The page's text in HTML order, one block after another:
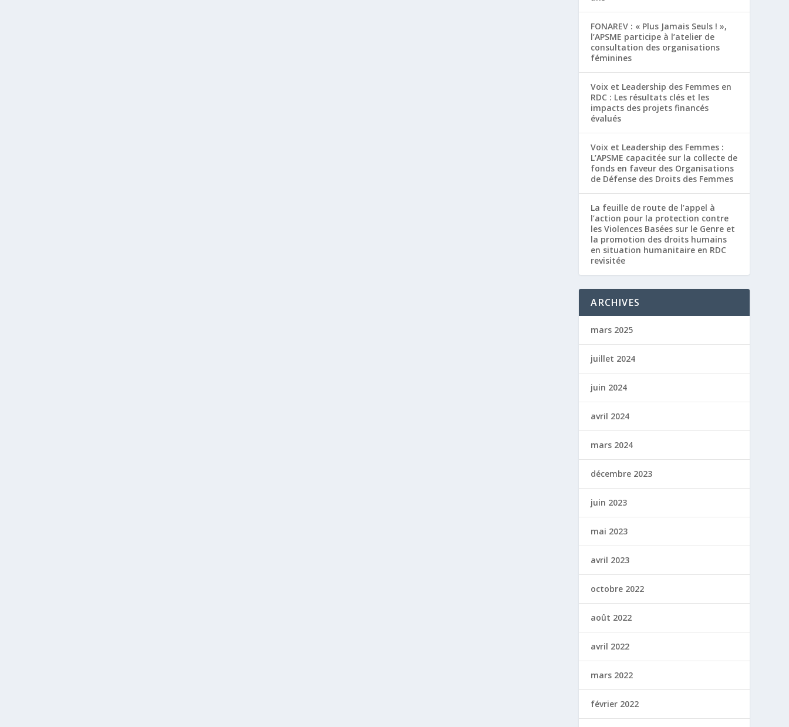
FONAREV : « Plus Jamais Seuls ! »,
l’APSME participe à l’atelier de
consultation des organisations
féminines
Voix et Leadership des Femmes en
RDC : Les résultats clés et les
impacts des projets financés
évalués
Voix et Leadership des Femmes :
L’APSME capacitée sur la collecte de
fonds en faveur des Organisations
de Défense des Droits des Femmes
La feuille de route de l’appel à
l’action pour la protection contre
les Violences Basées sur le Genre et
la promotion des droits humains
en situation humanitaire en RDC
revisitée
ARCHIVES
mars 2025
juillet 2024
juin 2024
avril 2024
mars 2024
décembre 2023
juin 2023
mai 2023
avril 2023
octobre 2022
août 2022
avril 2022
mars 2022
février 2022